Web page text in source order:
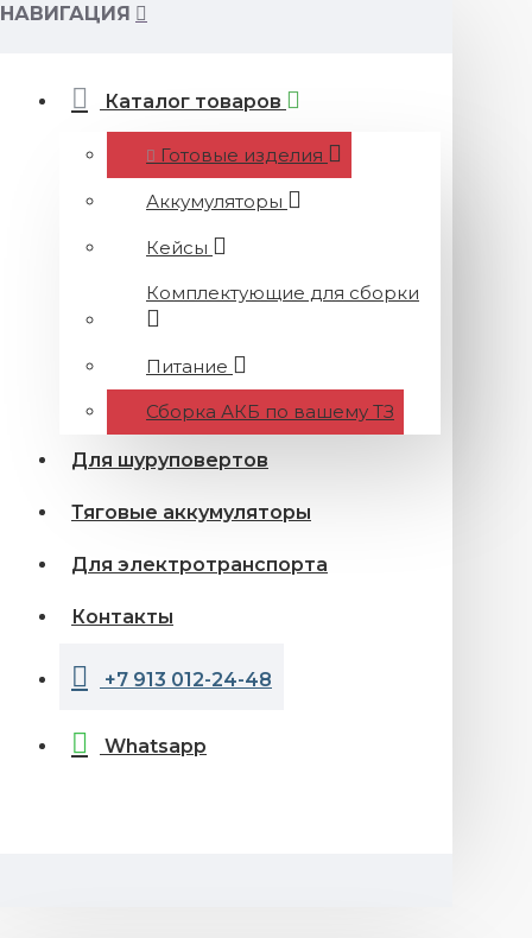
НАВИГАЦИЯ
Каталог товаров
Готовые изделия
Аккумуляторы
Кейсы
Комплектующие для сборки
Питание
Сборка АКБ по вашему ТЗ
Для шуруповертов
Тяговые аккумуляторы
Для электротранспорта
Контакты
+7 913 012-24-48
Whatsapp